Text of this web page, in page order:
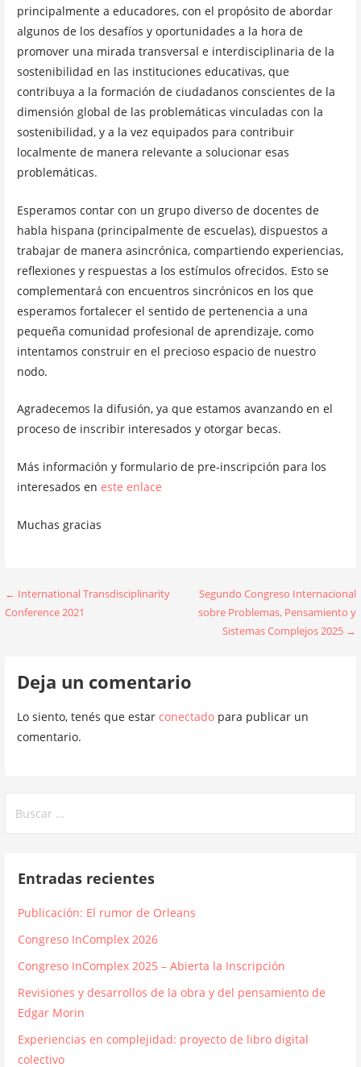
principalmente a educadores, con el propósito de abordar
algunos de los desafíos y oportunidades a la hora de
promover una mirada transversal e interdisciplinaria de la
sostenibilidad en las instituciones educativas, que
contribuya a la formación de ciudadanos conscientes de la
dimensión global de las problemáticas vinculadas con la
sostenibilidad, y a la vez equipados para contribuir
localmente de manera relevante a solucionar esas
problemáticas.
Esperamos contar con un grupo diverso de docentes de
habla hispana (principalmente de escuelas), dispuestos a
trabajar de manera asincrónica, compartiendo experiencias,
reflexiones y respuestas a los estímulos ofrecidos. Esto se
complementará con encuentros sincrónicos en los que
esperamos fortalecer el sentido de pertenencia a una
pequeña comunidad profesional de aprendizaje, como
intentamos construir en el precioso espacio de nuestro
nodo.
Agradecemos la difusión, ya que estamos avanzando en el
proceso de inscribir interesados y otorgar becas.
Más información y formulario de pre-inscripción para los
interesados en este enlace
Muchas gracias
Navegación
← International Transdisciplinarity
Conference 2021
Segundo Congreso Internacional
sobre Problemas, Pensamiento y
Sistemas Complejos 2025 →
Deja un comentario
Lo siento, tenés que estar conectadopara publicar un
comentario.
Entradas recientes
Publicación: El rumor de Orleans
Congreso InComplex 2026
Congreso InComplex 2025 – Abierta la Inscripción
Revisiones y desarrollos de la obra y del pensamiento de
Edgar Morin
Experiencias en complejidad: proyecto de libro digital
colectivo